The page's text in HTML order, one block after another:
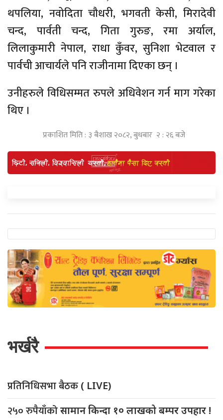
थपलिया, नवोदिता चौधरी, भगवती केसी, मिरादेवी
चन्द, पार्वती चन्द, गिता गुरुङ, रमा अर्याल,
लिलाकुमारी नेपाल, राधा कुँवर, सुनिशा भेटवाल र
पार्वची आचार्यले पनि राजीनामा दिएका छन् ।
उनीहरुले विधिसम्मत रुपले अधिवेशन गर्न माग गरेका
थिए ।
प्रकाशित मिति : ३ बैशाख २०८२, बुधबार २ : २६ बजे
भर्खरै
प्रतिनिधिसभा बैठक ( LIVE)
२५० रुपैयाँकोसामान किन्दा १० लाखको बम्पर उपहार !